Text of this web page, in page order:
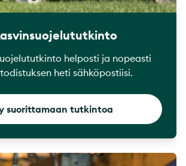
helposti ja nopeasti
heti sähköpostiisi.
suorittamaan tutkintoa